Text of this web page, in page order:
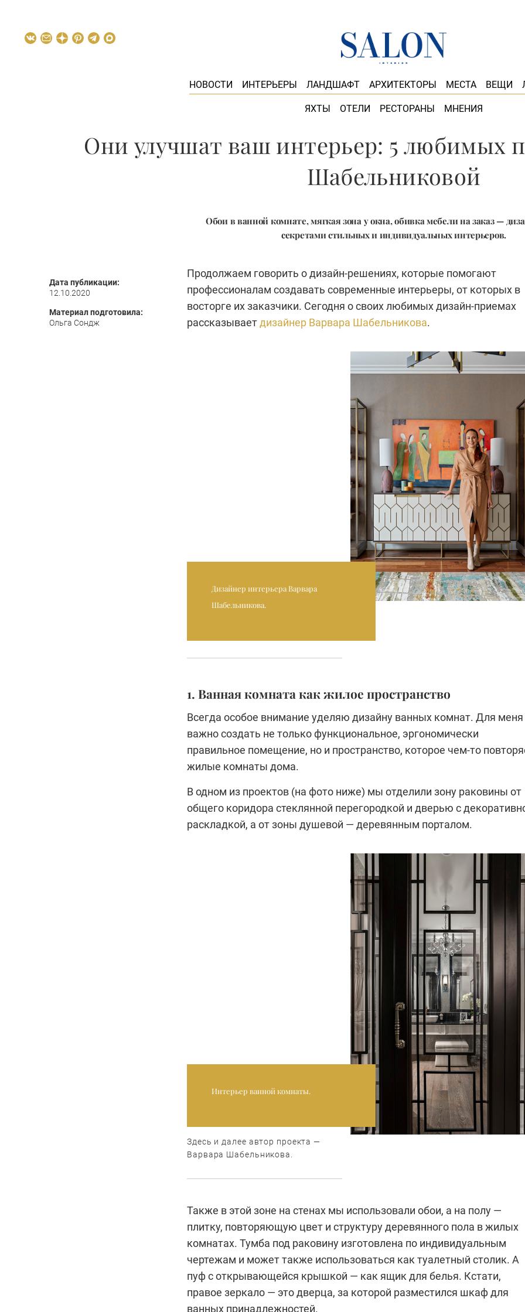
НОВОСТИ ИНТЕРЬЕРЫ ЛАНДШАФТ АРХИТЕКТОРЫ МЕСТА ВЕЩИ
ЯХТЫ ОТЕЛИ РЕСТОРАНЫ МНЕНИЯ
Они улучшат ваш интерьер: 5 любимых
Шабельниковой
Обои в ванной комнате, мягкая зона у окна, обивка мебели на заказ —
секретами стильных и индивидуальных интерьеров.
Дата публикации:
12.10.2020
Материал подготовила:
Ольга Сондж
Продолжаем говорить о дизайн-решениях, которые помогают
профессионалам создавать современные интерьеры, от которых в
восторге их заказчики. Сегодня о своих любимых дизайн-приемах
рассказываетдизайнер Варвара Шабельникова.
Дизайнер интерьера Варвара
Шабельникова.
1. Ванная комната как жилое пространство
Всегда особое внимание уделяю дизайну ванных комнат. Для меня
важно создать не только функциональное, эргономически
правильное помещение, но и пространство, которое чем-то
жилые комнаты дома.
В одном из проектов (на фото ниже) мы отделили зону раковины от
общего коридора стеклянной перегородкой и дверью с
раскладкой, а от зоны душевой — деревянным порталом.
Интерьер ванной комнаты.
Здесь и далее автор проекта —
Варвара Шабельникова.
Также в этой зоне на стенах мы использовали обои, а на полу —
плитку, повторяющую цвет и структуру деревянного пола в жилых
комнатах. Тумба под раковину изготовлена по индивидуальным
чертежам и может также использоваться как туалетный столик. А
пуф с открывающейся крышкой — как ящик для белья. Кстати,
правое зеркало — это дверца, за которой разместился шкаф для
ванных принадлежностей.